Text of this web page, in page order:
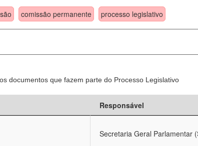
comissão permanente processo legislativo
documentos que fazem parte do Processo Legislativo
Responsável
Secretaria Geral Parlamentar